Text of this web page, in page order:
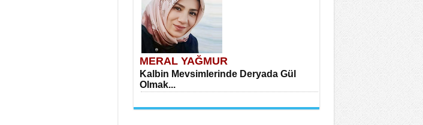
MERAL YAĞMUR
Kalbin Mevsimlerinde Deryada Gül
Olmak...